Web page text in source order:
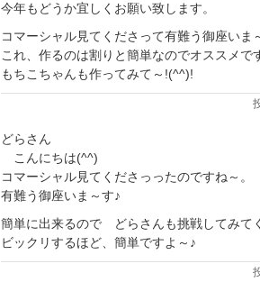
今年もどうか宜しくお願い致します。
コマーシャル見てくださって有難う御座いま
これ、作るのは割りと簡単なのでオススメで
もちこちゃんも作ってみて～!(^^)!
どらさん
こんにちは(^^)
コマーシャル見てくださっったのですね～。
有難う御座いま～す♪
簡単に出来るので どらさんも挑戦してみて
ビックリするほど、簡単ですよ～♪